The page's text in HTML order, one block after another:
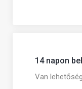
14 napon
Van